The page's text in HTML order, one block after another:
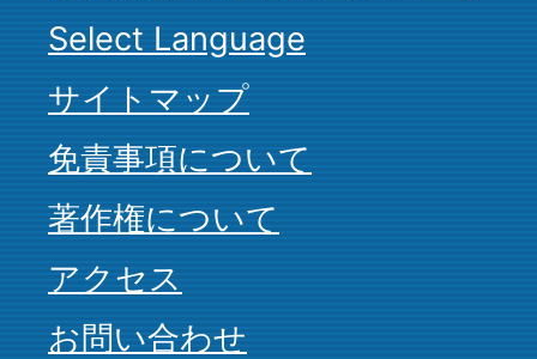
Select Language
サイトマップ
免責事項について
著作権について
アクセス
お問い合わせ